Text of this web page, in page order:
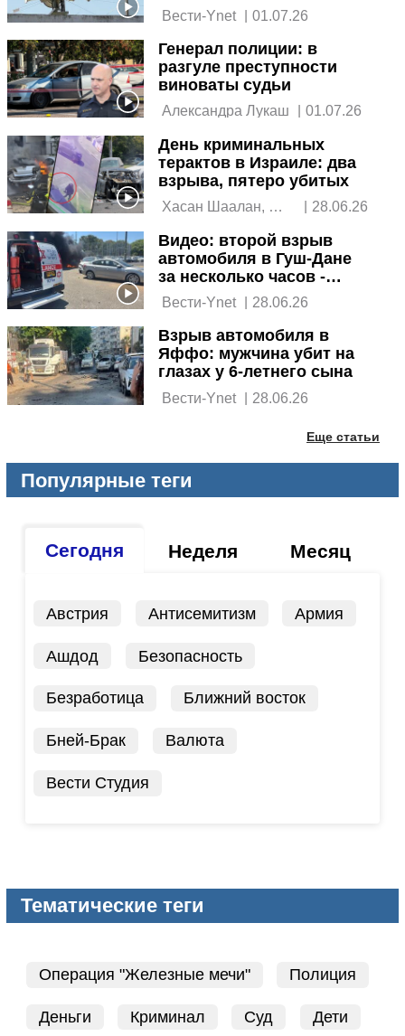
Вести-Ynet | 01.07.26
Генерал полиции: в
разгуле преступности
виноваты судьи
01.07.26
День криминальных
терактов в Израиле: два
взрыва, пятеро убитых
Хасан Шаалан,
| 28.06.26
Видео: второй взрыв
автомобиля в Гуш-Дане
за несколько часов -
погибший в Холоне
Вести-Ynet | 28.06.26
Взрыв автомобиля в
Яффо: мужчина убит на
глазах у 6-летнего сына
Вести-Ynet | 28.06.26
Еще статьи
Популярные теги
Сегодня Неделя Месяц
Австрия Антисемитизм Армия
Ашдод Безопасность
Безработица Ближний восток
Бней-Брак Валюта
Вести Студия
Тематические теги
Операция "Железные мечи" Полиция
Деньги Криминал Суд Дети